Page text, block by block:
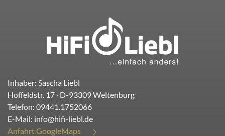
Inhaber: Sascha Liebl
Hoffeldstr. 17 · D-93309Weltenburg
Telefon: 09441.1752066
E-Mail: info@hifi-liebl.de
Anfahrt GoogleMaps